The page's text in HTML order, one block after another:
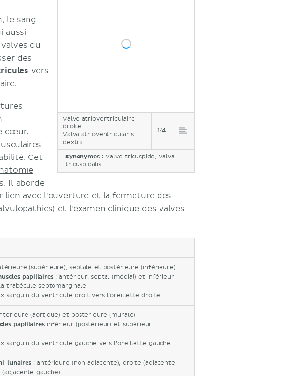
Valve atrioventriculaire
droite
Valva atrioventricularis
dextra
1/4
Synonymes :Valve tricuspide, Valva
tricuspidalis
le sang
aussi
du
des
vers
cœur.
Cet
Il aborde
avec l'ouverture et la fermeture des
et l'examen clinique des valves
(supérieure), septale et postérieure (inférieure)
papillaires: antérieur, septal (médial) et inférieur
trabécule septomarginale
sanguin du ventricule droit vers l’oreillette droite
(aortique) et postérieure (murale)
papillairesinférieur (postérieur) et supérieur
sanguin du ventricule gauche vers l’oreillette gauche.
lunaires: antérieure (non adjacente), droite (adjacente
gauche)